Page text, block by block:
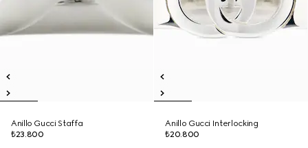
Anillo Gucci Staffa
₺23.800
Anillo Gucci Interlocking
₺20.800